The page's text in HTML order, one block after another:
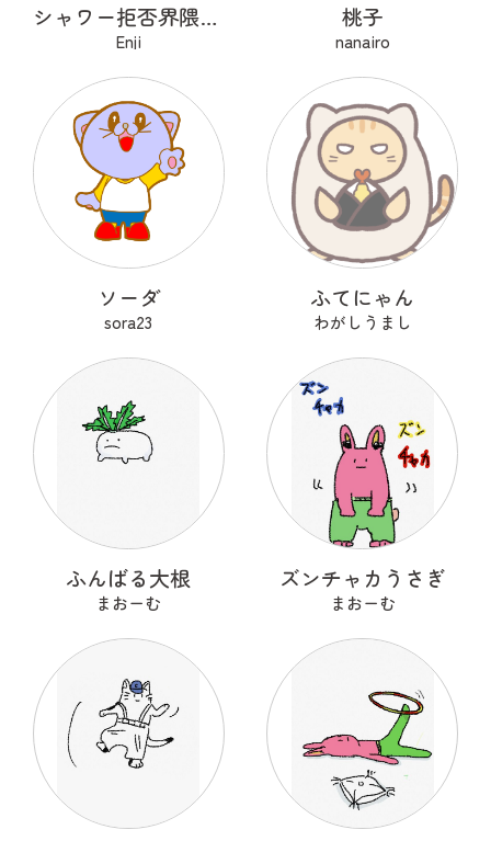
シャワー拒否界隈の子猫 ノワ
Enji
桃子
nanairo
ソーダ
sora23
ふてにゃん
わがしうまし
ふんばる大根
まおーむ
ズンチャカうさぎ
まおーむ